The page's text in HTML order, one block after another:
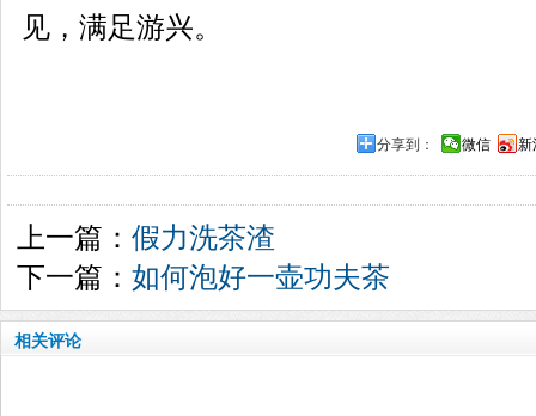
见，满足游兴。
分享到： 微信 新
上一篇： 假力洗茶渣
下一篇： 如何泡好一壶功夫茶
相关评论